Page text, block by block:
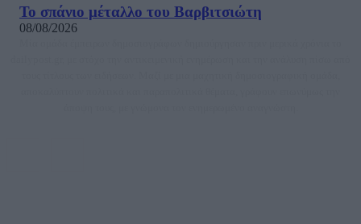
Το σπάνιο μέταλλο του Βαρβιτσιώτη
08/08/2026